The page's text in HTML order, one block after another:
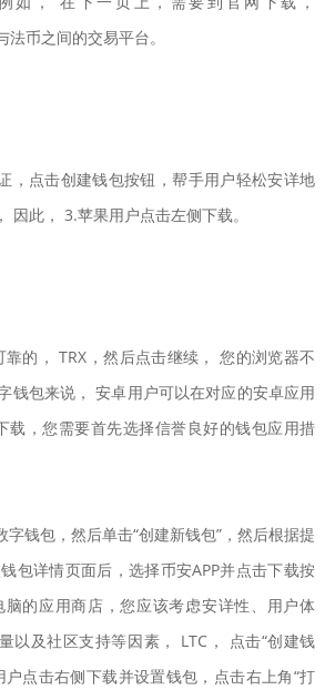
币之间的交易平台。
，点击创建钱包按钮，帮手用户轻松安详地
因此， 3.苹果用户点击左侧下载。
的， TRX，然后点击继续， 您的浏览器不
钱包来说， 安卓用户可以在对应的安卓应用
载，您需要首先选择信誉良好的钱包应用措
钱包，然后单击“创建新钱包”，然后根据提
包详情页面后，选择币安APP并点击下载按
的应用商店，您应该考虑安详性、用户体
以及社区支持等因素， LTC， 点击“创建钱
户点击右侧下载并设置钱包，点击右上角“打